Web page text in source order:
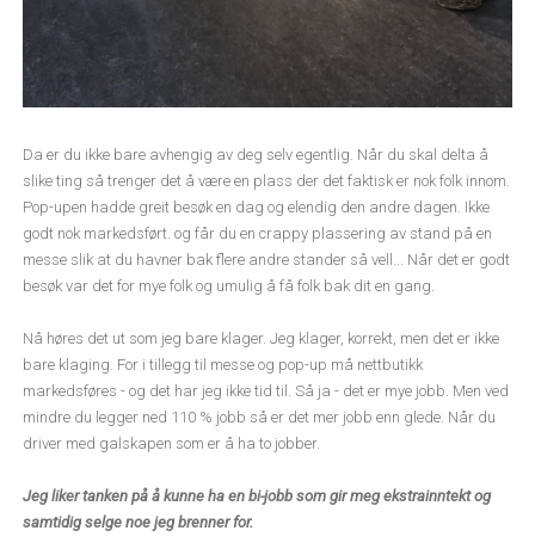
Da er du ikke bare avhengig av deg selv egentlig. Når du skal delta å
slike ting så trenger det å være en plass der det faktisk er nok folk innom.
Pop-upen hadde greit besøk en dag og elendig den andre dagen. Ikke
godt nok markedsført. og får du en crappy plassering av stand på en
messe slik at du havner bak flere andre stander så vell... Når det er godt
besøk var det for mye folk og umulig å få folk bak dit en gang.
Nå høres det ut som jeg bare klager. Jeg klager, korrekt, men det er ikke
bare klaging. For i tillegg til messe og pop-up må nettbutikk
markedsføres - og det har jeg ikke tid til. Så ja - det er mye jobb. Men ved
mindre du legger ned 110 % jobb så er det mer jobb enn glede. Når du
driver med galskapen som er å ha to jobber.
Jeg liker tanken på å kunne ha en bi-jobb som gir meg ekstrainntekt og
samtidig selge noe jeg brenner for.